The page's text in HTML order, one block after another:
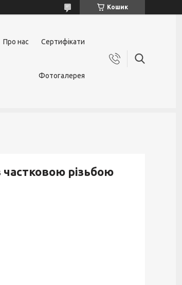
Кошик
Про нас Сертифікати
Фотогалерея
різьбою